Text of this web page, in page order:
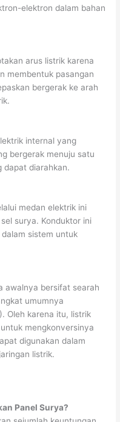
elektron dalam bahan
arus listrik karena
membentuk pasangan
bergerak ke arah
internal yang
bergerak menuju satu
dapat diarahkan.
medan elektrik ini
surya. Konduktor ini
sistem untuk
awalnya bersifat searah
umumnya
Oleh karena itu, listrik
mengkonversinya
digunakan dalam
listrik.
Panel Surya?